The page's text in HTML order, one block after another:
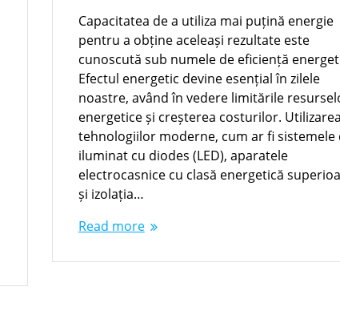
Capacitatea de a utiliza mai puțină energie
pentru a obține aceleași rezultate este
cunoscută sub numele de eficiență
Efectul energetic devine esențial în zilele
noastre, având în vedere limitările
energetice și creșterea costurilor.
tehnologiilor moderne, cum ar fi sistemele
iluminat cu diodes (LED), aparatele
electrocasnice cu clasă energetică
și izolația…
Read more